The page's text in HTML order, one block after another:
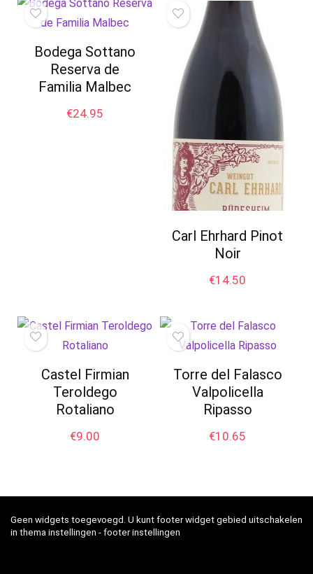
Bodega Sottano
Reserva de
Familia Malbec
€24.95
Carl Ehrhard Pinot
Noir
€14.50
Castel Firmian
Teroldego
Rotaliano
€9.00
Torre del Falasco
Valpolicella
Ripasso
€10.65
Geen widgets toegevoegd. U kunt footer widget gebied uitschakelen
in thema instellingen - footer instellingen